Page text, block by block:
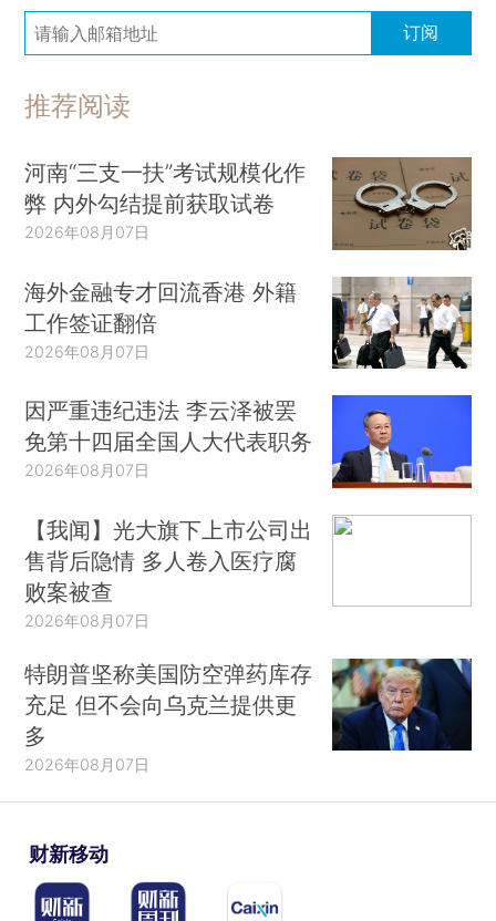
订阅
推荐阅读
河南“三支一扶”考试规模化作
弊 内外勾结提前获取试卷
2026年08月07日
海外金融专才回流香港 外籍
工作签证翻倍
2026年08月07日
因严重违纪违法 李云泽被罢
免第十四届全国人大代表职务
2026年08月07日
【我闻】光大旗下上市公司出
售背后隐情 多人卷入医疗腐
败案被查
2026年08月07日
特朗普坚称美国防空弹药库存
充足 但不会向乌克兰提供更
多
2026年08月07日
财新移动